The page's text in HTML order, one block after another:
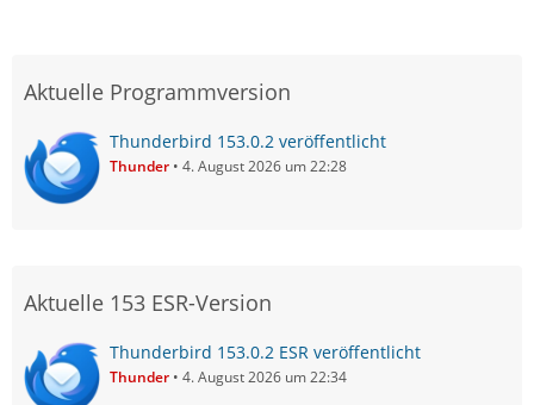
Aktuelle Programmversion
Thunderbird 153.0.2 veröffentlicht
Thunder 4. August 2026 um 22:28
Aktuelle 153 ESR-Version
Thunderbird 153.0.2 ESR veröffentlicht
Thunder 4. August 2026 um 22:34